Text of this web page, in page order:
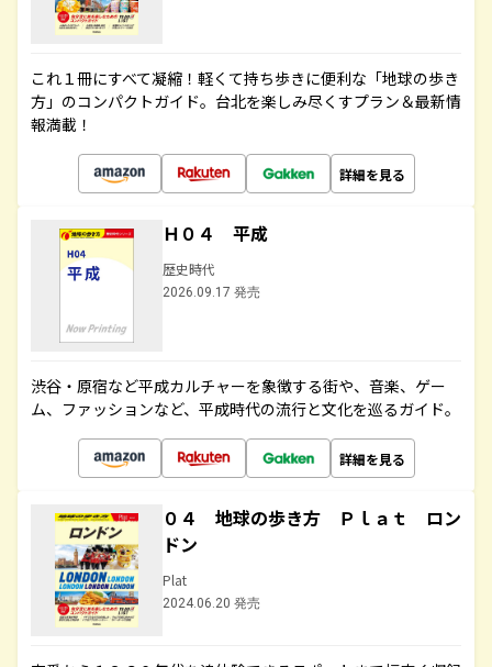
これ１冊にすべて凝縮！軽くて持ち歩きに便利な「地球の歩き
方」のコンパクトガイド。台北を楽しみ尽くすプラン＆最新情
報満載！
詳細を見る
Ｈ０４ 平成
歴史時代
2026.09.17 発売
渋谷・原宿など平成カルチャーを象徴する街や、音楽、ゲー
ム、ファッションなど、平成時代の流行と文化を巡るガイド。
詳細を見る
０４ 地球の歩き方 Ｐｌａｔ ロン
ドン
Plat
2024.06.20 発売